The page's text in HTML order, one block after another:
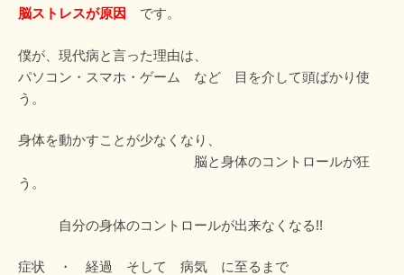
脳ストレスが原因 です。
僕が、現代病と言った理由は、
パソコン・スマホ・ゲーム など 目を介して頭ばかり使
う。
身体を動かすことが少なくなり、
脳と身体のコントロールが狂
う。
自分の身体のコントロールが出来なくなる!!
症状 ・ 経過 そして 病気 に至るまで